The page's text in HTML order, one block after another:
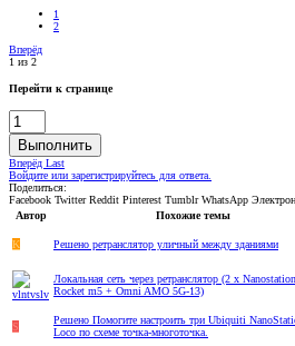
1
2
Вперёд
1 из 2
Перейти к странице
Выполнить
Вперёд Last
Войдите или зарегистрируйтесь для ответа.
Поделиться:
Facebook Twitter Reddit Pinterest Tumblr WhatsApp
Автор
Похожие темы
K Решено ретранслятор уличный между зданиями
Локальная сеть через ретранслятор (2 х
Rocket m5 + Omni AMO 5G-13)
S
Решено Помогите настроить три Ubiquiti
Loco по схеме точка-многоточка.